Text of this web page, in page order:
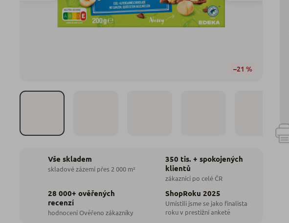
–21 %
Vše skladem
skladové zázemí přes 2 000 m²
350 tis. + spokojených
klientů
zákazníci po celé ČR
28 000+ ověřených
recenzí
hodnocení Ověřeno zákazníky
ShopRoku 2025
Umístili jsme se jako finalista
roku v prestižní anketě